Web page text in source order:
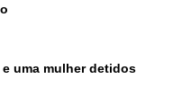
uma mulher detidos